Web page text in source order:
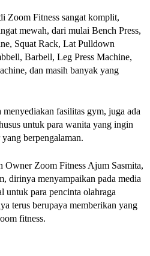
Zoom Fitness sangat komplit,
mewah, dari mulai Bench Press,
Squat Rack, Lat Pulldown
Barbell, Leg Press Machine,
dan masih banyak yang
fasilitas gym, juga ada
untuk para wanita yang ingin
berpengalaman.
Owner Zoom Fitness Ajum Sasmita,
dirinya menyampaikan pada media
untuk para pencinta olahraga
terus berupaya memberikan yang
fitness.